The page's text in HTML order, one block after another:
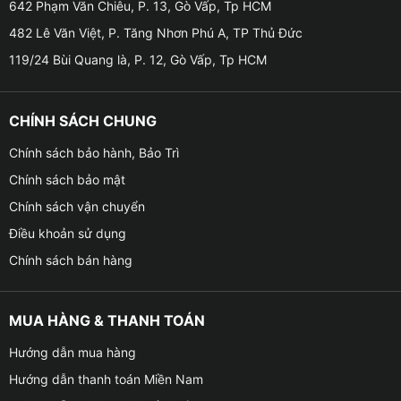
Địa chỉ lắp Android Box cho xe VinFast
Tính năng của Android Box cho xe VinFast VF3
✦Giao diện bắt mắt và dễ dàng sử dụng
642 Phạm Văn Chiêu, P. 13, Gò Vấp, Tp HCM
482 Lê Văn Việt, P. Tăng Nhơn Phú A, TP Thủ Đức
119/24 Bùi Quang là, P. 12, Gò Vấp, Tp HCM
CHÍNH SÁCH CHUNG
Chính sách bảo hành, Bảo Trì
Chính sách bảo mật
Chính sách vận chuyển
Điều khoản sử dụng
Chính sách bán hàng
MUA HÀNG & THANH TOÁN
Hướng dẫn mua hàng
Hướng dẫn thanh toán Miền Nam